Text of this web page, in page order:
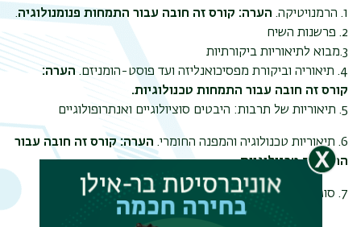
1. הרמנויטיקה. הערה: קורס זה חובה עבור התמחות פנומנולוגיה.
2. פרשנות השיח
3.מבוא לתיאוריות ביקורתיות
4. תיאוריה וביקורת מפסיכואנליזה ועד פוסט-הומניזם.
הערה:
קורס זה חובה עבור התמחות טכנולוגיות.
5. תיאוריות של תרבות: היבטים סוציולוגיים ואנתרופולוגיים
6. תיאוריות טכנולוגיה והמפנה החומרי.
הערה: קורס זה חובה עבור
התמחות טכנולוגיות.
7. סוגיות מרכזיות בפילוסופיה של הפסיכואנליזה.